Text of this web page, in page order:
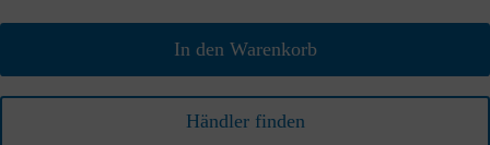
In den Warenkorb
Händler finden